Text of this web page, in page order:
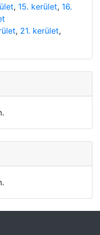
, 15. kerület, 16.
, 21. kerület,